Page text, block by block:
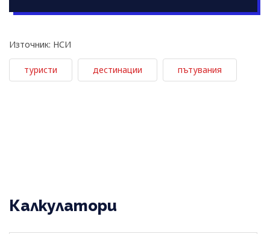
Източник: НСИ
туристи дестинации пътувания
Калкулатори